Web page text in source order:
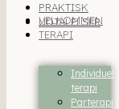
PRAKTISK
UDTALELSER
VELKOMMEN
TERAPI
Individuel
terapi
Parterapi